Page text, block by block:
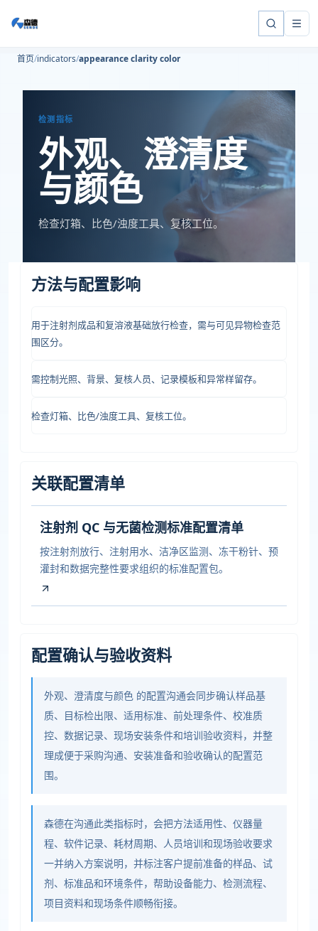
首页 indicators appearance clarity color
检测指标
外观、澄清度
与颜色
检查灯箱、比色/浊度工具、复核工位。
方法与配置影响
用于注射剂成品和复溶液基础放行检查，需与可见异物检查范
围区分。
需控制光照、背景、复核人员、记录模板和异常样留存。
检查灯箱、比色/浊度工具、复核工位。
关联配置清单
注射剂 QC 与无菌检测标准配置清单
按注射剂放行、注射用水、洁净区监测、冻干粉针、预
灌封和数据完整性要求组织的标准配置包。
配置确认与验收资料
外观、澄清度与颜色 的配置沟通会同步确认样品基
质、目标检出限、适用标准、前处理条件、校准质
控、数据记录、现场安装条件和培训验收资料，并整
理成便于采购沟通、安装准备和验收确认的配置范
围。
森德在沟通此类指标时，会把方法适用性、仪器量
程、软件记录、耗材周期、人员培训和现场验收要求
一并纳入方案说明，并标注客户提前准备的样品、试
剂、标准品和环境条件，帮助设备能力、检测流程、
项目资料和现场条件顺畅衔接。